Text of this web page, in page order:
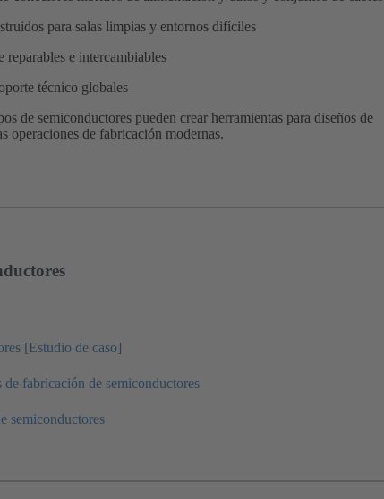
para salas limpias y entornos difíciles
e intercambiables
técnico globales
de semiconductores pueden crear herramientas para diseños de
operaciones de fabricación modernas.
[Estudio de caso]
fabricación de semiconductores
semiconductores